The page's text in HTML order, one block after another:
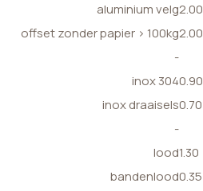
aluminium velg2.00
offset zonder papier > 100kg2.00
-
inox 3040.90
inox draaisels0.70
-
lood1.30
bandenlood0.35